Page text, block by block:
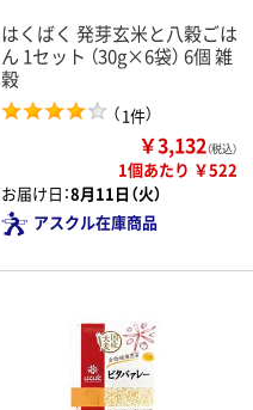
はくばく 発芽玄米と八穀ごは
ん 1セット （30g×6袋） 6個 雑
穀
（1件）
￥3,132（税込）
1個あたり ￥522
お届け日：8月11日（火）
アスクル在庫商品